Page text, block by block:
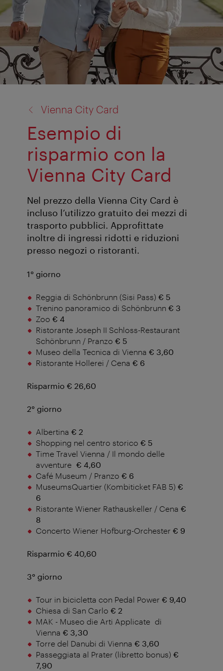
Vienna City Card
Esempio di
risparmio con la
Vienna City Card
Nel prezzo della Vienna City Card è
incluso l’utilizzo gratuito dei mezzi di
trasporto pubblici. Approfittate
inoltre di ingressi ridotti e riduzioni
presso negozi o ristoranti.
1° giorno
Reggia di Schönbrunn (Sisi Pass) € 5
Trenino panoramico di Schönbrunn € 3
Zoo € 4
Ristorante Joseph II Schloss-Restaurant
Schönbrunn / Pranzo € 5
Museo della Tecnica di Vienna € 3,60
Ristorante Hollerei / Cena € 6
Risparmio € 26,60
2° giorno
Albertina € 2
Shopping nel centro storico € 5
Time Travel Vienna / Il mondo delle
avventure € 4,60
Café Museum / Pranzo € 6
MuseumsQuartier (Kombiticket FAB 5) €
6
Ristorante Wiener Rathauskeller / Cena €
8
Concerto Wiener Hofburg-Orchester € 9
Risparmio € 40,60
3° giorno
Tour in bicicletta con Pedal Power € 9,40
Chiesa di San Carlo € 2
MAK - Museo die Arti Applicate di
Vienna € 3,30
Torre del Danubi di Vienna € 3,60
Passeggiata al Prater (libretto bonus) €
7,90